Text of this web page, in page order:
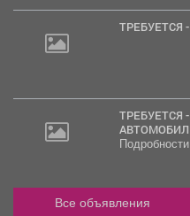
ТРЕБУЕТСЯ - ВОДИТЕЛЬ ГРУЗОВЫХ
Все объявления